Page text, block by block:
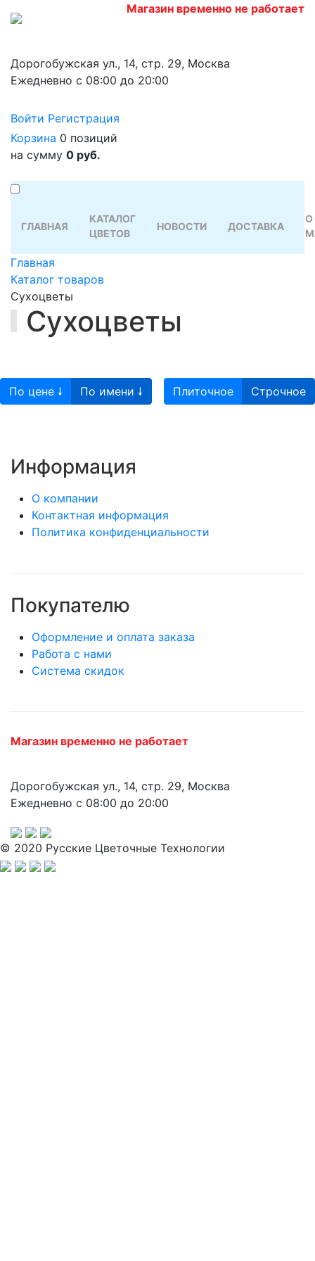
Магазин временно не работает
Дорогобужская ул., 14, стр. 29, Москва
Ежедневно с 08:00 до 20:00
Войти Регистрация
Корзина 0 позиций
на сумму 0 руб.
ГЛАВНАЯ
КАТАЛОГ
ЦВЕТОВ
НОВОСТИ ДОСТАВКА
О
Главная
Каталог товаров
Сухоцветы
Сухоцветы
По цене 🠗 По имени 🠗 Плиточное Строчное
Информация
О компании
Контактная информация
Политика конфиденциальности
Покупателю
Оформление и оплата заказа
Работа с нами
Система скидок
Магазин временно не работает
Дорогобужская ул., 14, стр. 29, Москва
Ежедневно с 08:00 до 20:00
© 2020 Русские Цветочные Технологии